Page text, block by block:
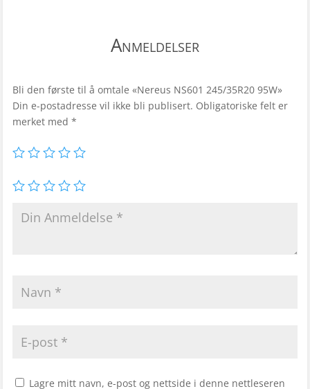
Anmeldelser
Bli den første til å omtale «Nereus NS601 245/35R20 95W»
Din e-postadresse vil ikke bli publisert. Obligatoriske felt er
merket med *
Lagre mitt navn, e-post og nettside i denne nettleseren